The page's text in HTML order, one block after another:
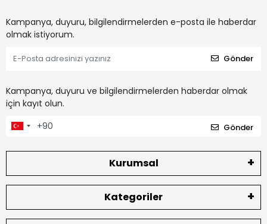
Kampanya, duyuru, bilgilendirmelerden e-posta ile haberdar
olmak istiyorum.
Gönder
Kampanya, duyuru ve bilgilendirmelerden haberdar olmak
için kayıt olun.
Gönder
Kurumsal
Kategoriler